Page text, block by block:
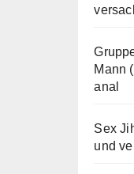
Mann
anal
Sex
und